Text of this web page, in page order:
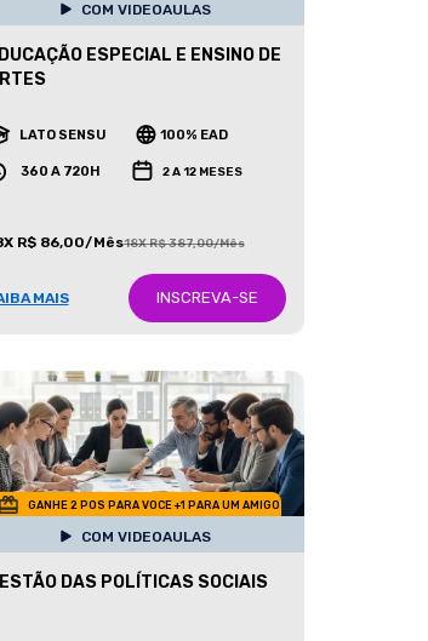
COM VIDEOAULAS
ESPECIAL E ENSINO DE
LATO SENSU 100% EAD
360 A 720H 2 A 12 MESES
R$ 86,00/Mês18X R$ 387,00/Mês
MAIS INSCREVA-SE
GANHE 2 POS PARA VOCE +1 PARA UM AMIGO
COM VIDEOAULAS
DAS POLÍTICAS SOCIAIS